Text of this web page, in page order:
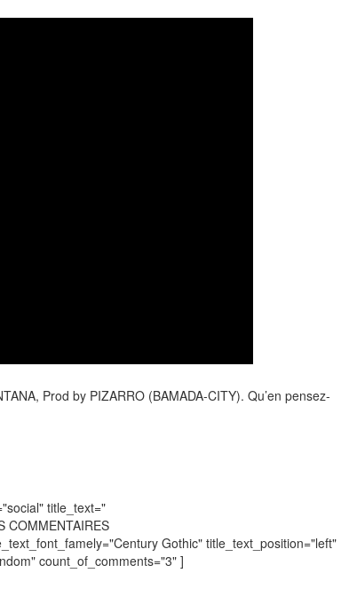
Prod by PIZARRO (BAMADA-CITY). Qu’en pensez-
title_text="
COMMENTAIRES
Gothic" title_text_position="left"
count_of_comments="3" ]